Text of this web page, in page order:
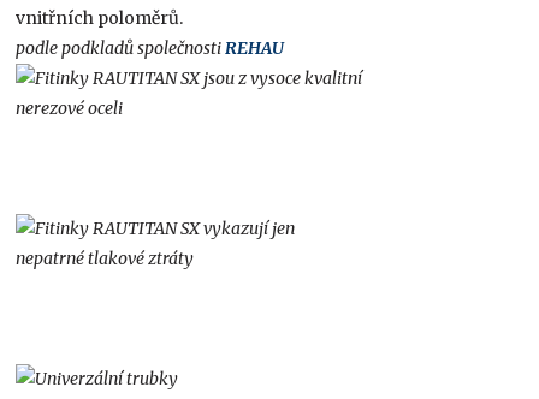
vnitřních poloměrů.
podle podkladů společnosti REHAU